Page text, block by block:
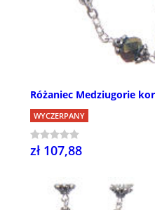
Różaniec Medziugorie
WYCZERPANY
zł 107,88